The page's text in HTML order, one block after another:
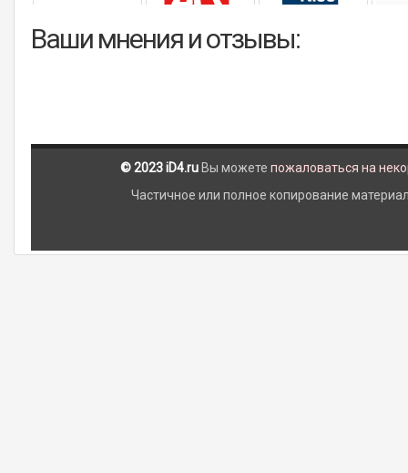
Ваши мнения и отзывы:
© 2023 iD4.ru Вы можете пожаловаться на
Частичное или полное копирование